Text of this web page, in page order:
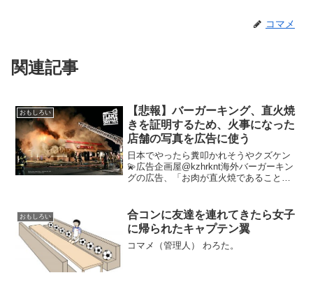
コマメ
関連記事
おもしろい
【悲報】バーガーキング、直火焼
きを証明するため、火事になった
店舗の写真を広告に使う
日本でやったら糞叩かれそうやクズケン
💫広告企画屋@kzhrknt海外バーガーキン
グの広告、「お肉が直火焼であること」
切り方が尋常じゃない「賛」と思う意見
かな？ すごい ...
おもしろい
合コンに友達を連れてきたら女子
に帰られたキャプテン翼
コマメ（管理人） わろた。